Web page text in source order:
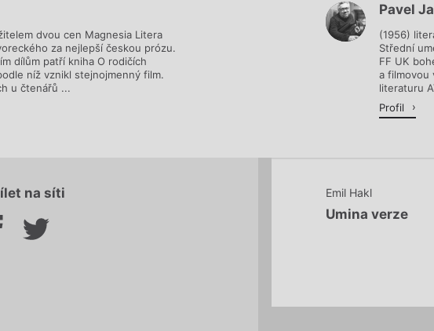
dvou cen Magnesia Litera
za nejlepší českou prózu.
dílům patří kniha O rodičích
níž vznikl stejnojmenný film.
u čtenářů ...
Pavel
(1956)
Střední
FF UK
a filmovou
literaturu
Profil
na síti Emil Hakl
Umina verze